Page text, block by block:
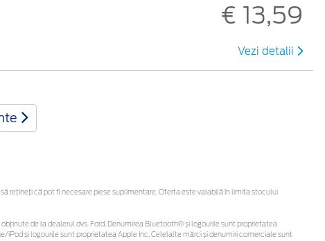
€ 13,59
Vezi detalii
rețineți că pot fi necesare piese suplimentare. Oferta este valabilă în limita stocului
de la dealerul dvs. Ford. Denumirea Bluetooth® și logourile sunt proprietatea
iPod și logourile sunt proprietatea Apple Inc. Celelalte mărci și denumiri comerciale sunt